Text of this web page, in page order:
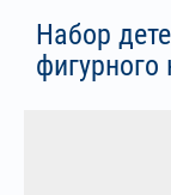
Набор